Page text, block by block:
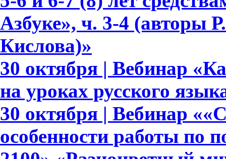
Азбуке», ч. 3-4 (авторы
Кислова)»
30 октября | Вебинар
на уроках русского
30 октября | Вебинар
особенности работы по